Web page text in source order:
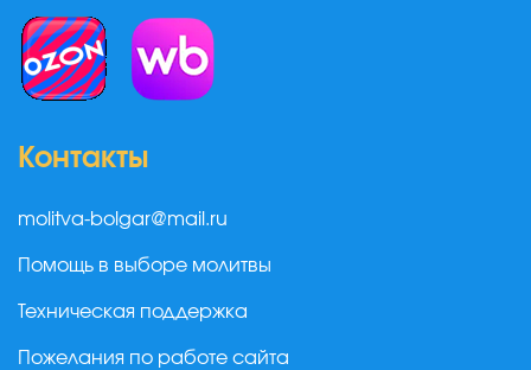
Контакты
molitva-bolgar@mail.ru
Помощь в выборе молитвы
Техническая поддержка
Пожелания по работе сайта